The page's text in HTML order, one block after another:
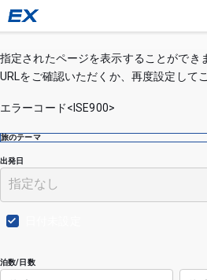
指定されたページを表示することができ
URLをご確認いただくか、再度設定して
エラーコード<ISE900>
出発日
泊数/日数
旅のテーマ